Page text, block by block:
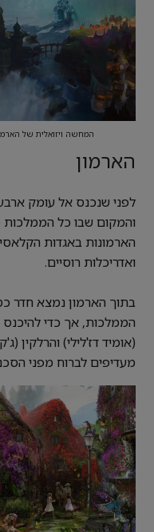
המחשה ויזואלית של
הארמון
לפני שנכנס אל עומק
והמקום שבו כל
הארמונות באגדות
ואדריכלות רוסיים.
בתוך הארמון נמצא חדר
הממלכות, אך כדי להיכנס
(אומיד דז'לילי) והרלקין
מעדיפים לברוח מפני